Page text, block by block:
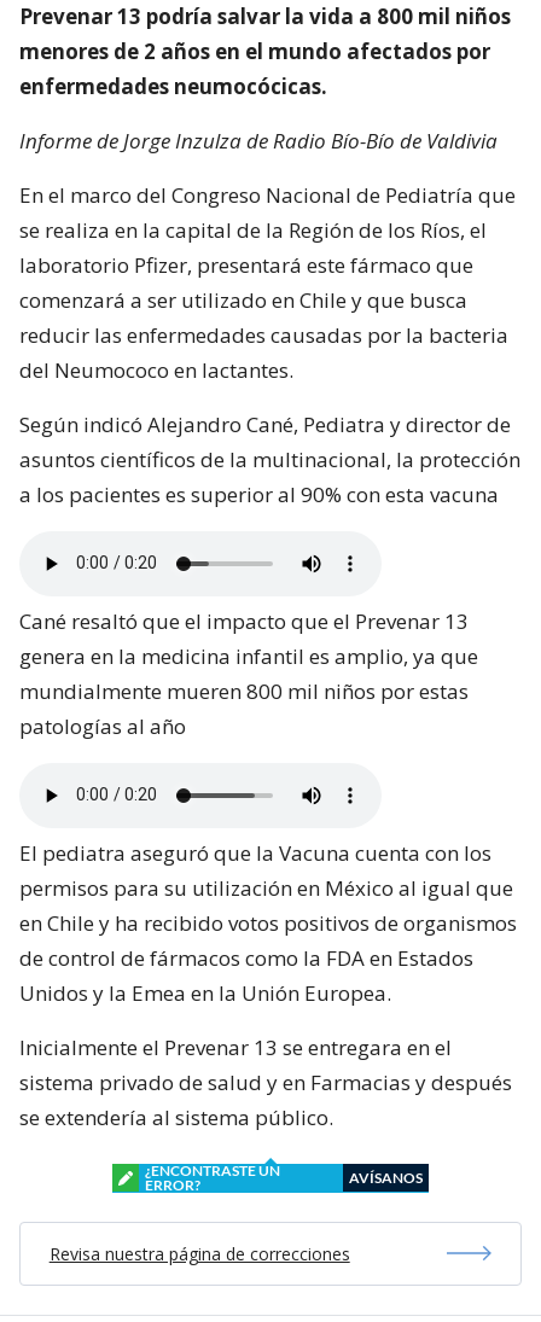
Prevenar 13 podría salvar la vida a 800 mil niños
menores de 2 años en el mundo afectados por
enfermedades neumocócicas.
Informe de Jorge Inzulza de Radio Bío-Bío de Valdivia
En el marco del Congreso Nacional de Pediatría que
se realiza en la capital de la Región de los Ríos, el
laboratorio Pfizer, presentará este fármaco que
comenzará a ser utilizado en Chile y que busca
reducir las enfermedades causadas por la bacteria
del Neumococo en lactantes.
Según indicó Alejandro Cané, Pediatra y director de
asuntos científicos de la multinacional, la protección
a los pacientes es superior al 90% con esta vacuna
Cané resaltó que el impacto que el Prevenar 13
genera en la medicina infantil es amplio, ya que
mundialmente mueren 800 mil niños por estas
patologías al año
El pediatra aseguró que la Vacuna cuenta con los
permisos para su utilización en México al igual que
en Chile y ha recibido votos positivos de organismos
de control de fármacos como la FDA en Estados
Unidos y la Emea en la Unión Europea.
Inicialmente el Prevenar 13 se entregara en el
sistema privado de salud y en Farmacias y después
se extendería al sistema público.
¿ENCONTRASTE UN
ERROR?
AVÍSANOS
Revisa nuestra página de correcciones